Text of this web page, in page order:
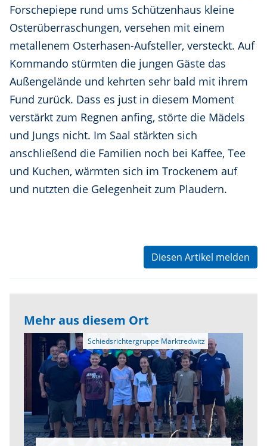
Forschepiepe rund ums Schützenhaus kleine
Osterüberraschungen, versehen mit einem
metallenem Osterhasen-Aufsteller, versteckt. Auf
Kommando stürmten die jungen Gäste das
Außengelände und kehrten sehr bald mit ihrem
Fund zurück. Dass es just in diesem Moment
verstärkt zum Regnen anfing, störte die Mädels
und Jungs nicht. Im Saal stärkten sich
anschließend die Familien noch bei Kaffee, Tee
und Kuchen, wärmten sich im Trockenem auf
und nutzten die Gelegenheit zum Plaudern.
Diesen Artikel melden
Mehr aus diesem Ort